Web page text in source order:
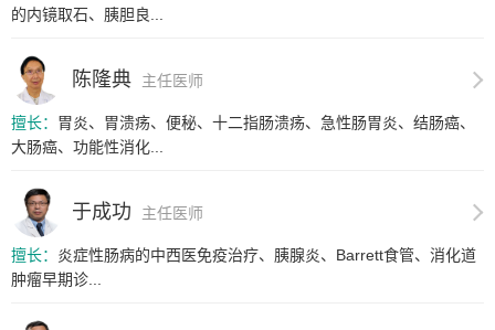
的内镜取石、胰胆良...
陈隆典 主任医师
擅长： 胃炎、胃溃疡、便秘、十二指肠溃疡、急性肠胃炎、结肠癌、
大肠癌、功能性消化...
于成功 主任医师
擅长： 炎症性肠病的中西医免疫治疗、胰腺炎、Barrett食管、消化道
肿瘤早期诊...